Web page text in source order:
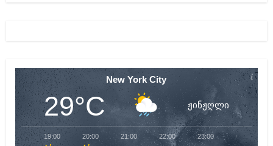
New York City
29°C ჟინჟღლი
19:00 20:00 21:00 22:00 23:00 00:00